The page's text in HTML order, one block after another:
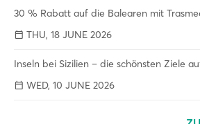
30 % Rabatt auf die Balearen mit
THU, 18 JUNE 2026
Inseln bei Sizilien – die schönsten Ziele
WED, 10 JUNE 2026